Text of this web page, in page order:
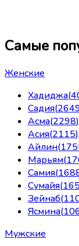
Самые
Женские
Хадиджа(
Садия(
Асма(2298)
Асия(2115)
Айлин(
Марьям(
Самия(
Сумайя(
Зейнаб(
Ясмина(
Мужские